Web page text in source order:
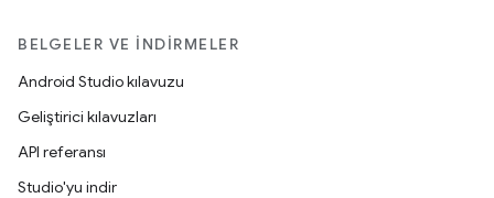
BELGELER VE İNDIRMELER
Android Studio kılavuzu
Geliştirici kılavuzları
API referansı
Studio'yu indir